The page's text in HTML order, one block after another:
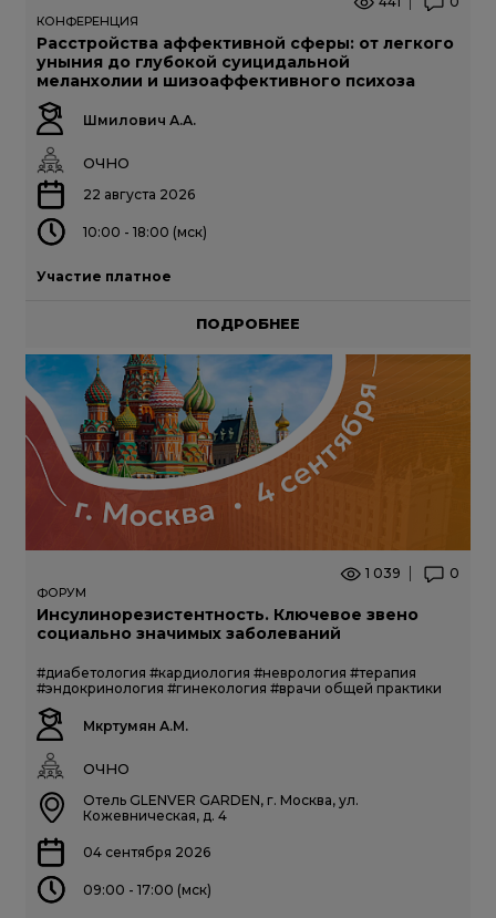
КОНФЕРЕНЦИЯ
Расстройства аффективной сферы: от легкого
уныния до глубокой суицидальной
меланхолии и шизоаффективного психоза
Шмилович А.А.
ОЧНО
22 августа 2026
10:00 - 18:00 (мск)
Участие платное
ПОДРОБНЕЕ
1 039 0
ФОРУМ
Инсулинорезистентность. Ключевое звено
социально значимых заболеваний
#диабетология #кардиология #неврология #терапия
#эндокринология #гинекология #врачи общей практики
Мкртумян А.М.
ОЧНО
Отель GLENVER GARDEN, г. Москва, ул.
Кожевническая, д. 4
04 сентября 2026
09:00 - 17:00 (мск)